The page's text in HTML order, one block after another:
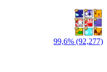
99,6% (92,277)